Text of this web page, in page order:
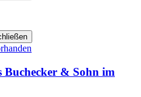
Buchecker & Sohn im